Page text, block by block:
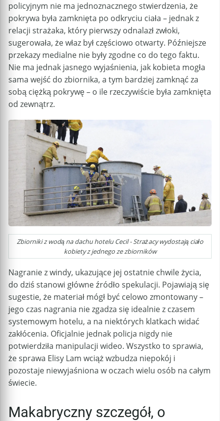
policyjnym nie ma jednoznacznego stwierdzenia, że
pokrywa była zamknięta po odkryciu ciała – jednak z
relacji strażaka, który pierwszy odnalazł zwłoki,
sugerowała, że właz był częściowo otwarty. Późniejsze
przekazy medialne nie były zgodne co do tego faktu.
Nie ma jednak jasnego wyjaśnienia, jak kobieta mogła
sama wejść do zbiornika, a tym bardziej zamknąć za
sobą ciężką pokrywę – o ile rzeczywiście była zamknięta
od zewnątrz.
Zbiorniki z wodą na dachu hotelu Cecil - Strażacy wydostają ciało
kobiety z jednego ze zbiorników
Nagranie z windy, ukazujące jej ostatnie chwile życia,
do dziś stanowi główne źródło spekulacji. Pojawiają się
sugestie, że materiał mógł być celowo zmontowany –
jego czas nagrania nie zgadza się idealnie z czasem
systemowym hotelu, a na niektórych klatkach widać
zakłócenia. Oficjalnie jednak policja nigdy nie
potwierdziła manipulacji wideo. Wszystko to sprawia,
że sprawa Elisy Lam wciąż wzbudza niepokój i
pozostaje niewyjaśniona w oczach wielu osób na całym
świecie.
Makabryczny szczegół, o